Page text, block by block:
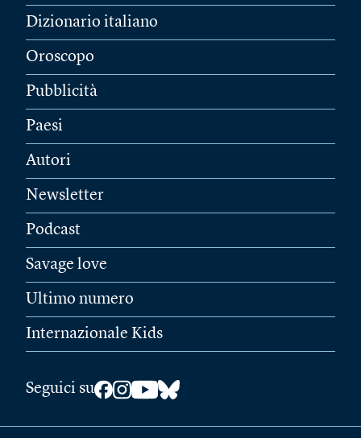
Dizionario italiano
Oroscopo
Pubblicità
Paesi
Autori
Newsletter
Podcast
Savage love
Ultimo numero
Internazionale Kids
Seguici su